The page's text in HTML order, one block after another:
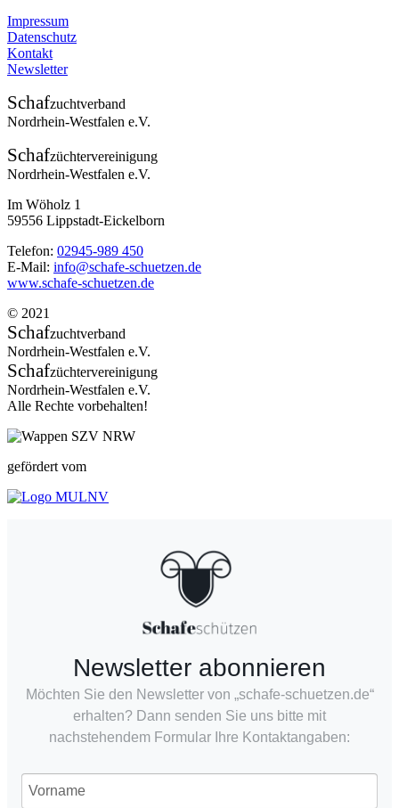
Impressum
Datenschutz
Kontakt
Newsletter
Schafzuchtverband
Nordrhein-Westfalen e.V.
Schafzüchtervereinigung
Nordrhein-Westfalen e.V.
Im Wöholz 1
59556 Lippstadt-Eickelborn
Telefon: 02945-989 450
E-Mail: info@schafe-schuetzen.de
www.schafe-schuetzen.de
© 2021
Schafzuchtverband
Nordrhein-Westfalen e.V.
Schafzüchtervereinigung
Nordrhein-Westfalen e.V.
Alle Rechte vorbehalten!
gefördert vom
Newsletter abonnieren
Möchten Sie den Newsletter von „schafe-schuetzen.de“
erhalten? Dann senden Sie uns bitte mit
nachstehendem Formular Ihre Kontaktangaben: